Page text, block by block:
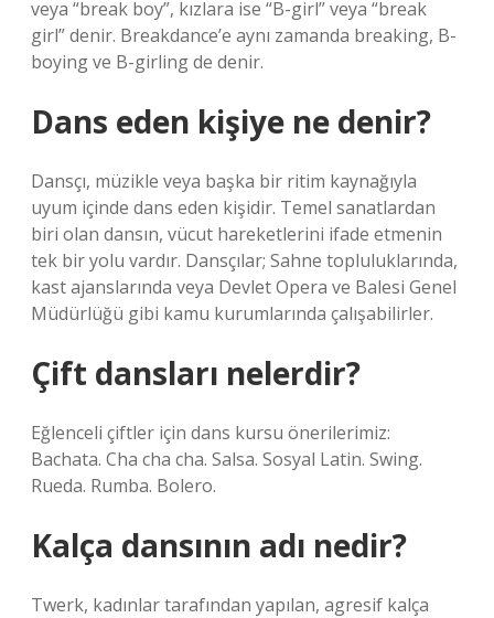
veya “break boy”, kızlara ise “B-girl” veya “break
girl” denir. Breakdance’e aynı zamanda breaking, B-
boying ve B-girling de denir.
Dans eden kişiye ne denir?
Dansçı, müzikle veya başka bir ritim kaynağıyla
uyum içinde dans eden kişidir. Temel sanatlardan
biri olan dansın, vücut hareketlerini ifade etmenin
tek bir yolu vardır. Dansçılar; Sahne topluluklarında,
kast ajanslarında veya Devlet Opera ve Balesi Genel
Müdürlüğü gibi kamu kurumlarında çalışabilirler.
Çift dansları nelerdir?
Eğlenceli çiftler için dans kursu önerilerimiz:
Bachata. Cha cha cha. Salsa. Sosyal Latin. Swing.
Rueda. Rumba. Bolero.
Kalça dansının adı nedir?
Twerk, kadınlar tarafından yapılan, agresif kalça